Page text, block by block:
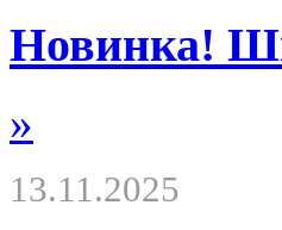
Новинка!
»
13.11.2025